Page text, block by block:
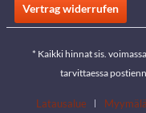
Vertrag widerrufen
* Kaikki hinnat sis.
tarvittaessa
Latausalue